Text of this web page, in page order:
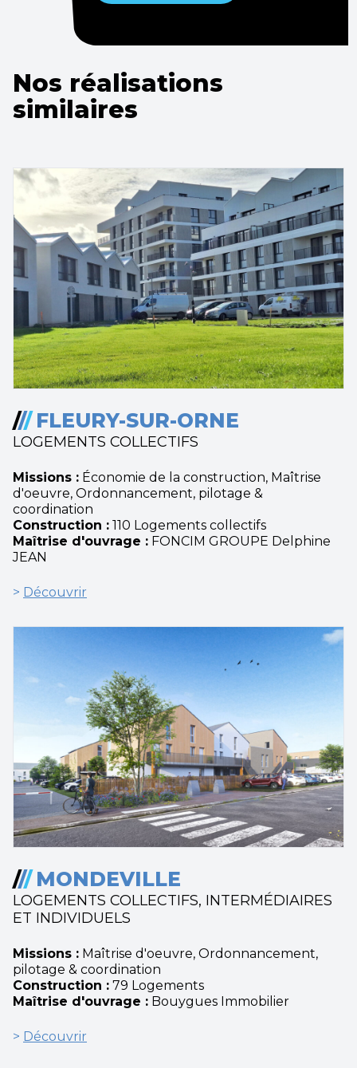
Nos réalisations
similaires
/// FLEURY-SUR-ORNE
LOGEMENTS COLLECTIFS
Missions : Économie de la construction, Maîtrise
d'oeuvre, Ordonnancement, pilotage &
coordination
Construction : 110 Logements collectifs
Maîtrise d'ouvrage : FONCIM GROUPE Delphine
JEAN
> Découvrir
/// MONDEVILLE
LOGEMENTS COLLECTIFS, INTERMÉDIAIRES
ET INDIVIDUELS
Missions : Maîtrise d'oeuvre, Ordonnancement,
pilotage & coordination
Construction : 79 Logements
Maîtrise d'ouvrage : Bouygues Immobilier
> Découvrir